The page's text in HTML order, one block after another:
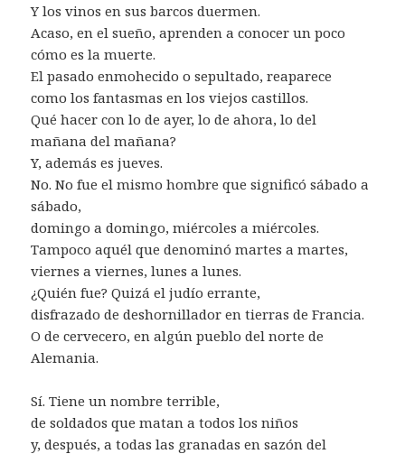
Y los vinos en sus barcos duermen.
Acaso, en el sueño, aprenden a conocer un poco
cómo es la muerte.
El pasado enmohecido o sepultado, reaparece
como los fantasmas en los viejos castillos.
Qué hacer con lo de ayer, lo de ahora, lo del
mañana del mañana?
Y, además es jueves.
No. No fue el mismo hombre que significó sábado a
sábado,
domingo a domingo, miércoles a miércoles.
Tampoco aquél que denominó martes a martes,
viernes a viernes, lunes a lunes.
¿Quién fue? Quizá el judío errante,
disfrazado de deshornillador en tierras de Francia.
O de cervecero, en algún pueblo del norte de
Alemania.
Sí. Tiene un nombre terrible,
de soldados que matan a todos los niños
y, después, a todas las granadas en sazón del